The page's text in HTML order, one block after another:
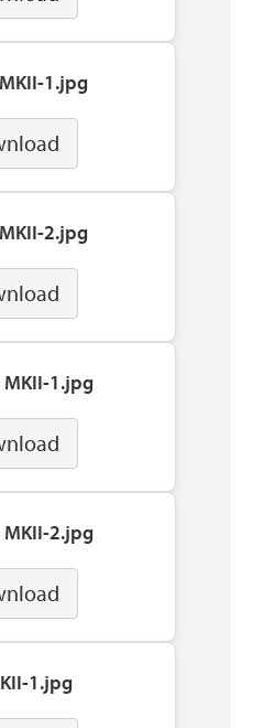
1.jpg
2.jpg
MKII-1.jpg
MKII-2.jpg
1.jpg